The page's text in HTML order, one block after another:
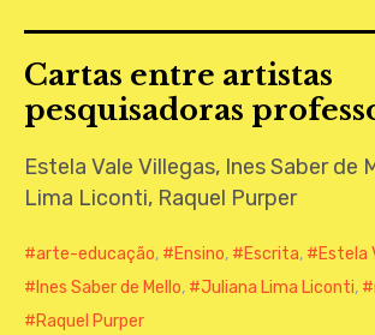
Cartas entre artistas
pesquisadoras
Estela Vale Villegas, Ines Saber de
Lima Liconti, Raquel Purper
arte-educação, Ensino, Escrita, Estela
Ines Saber de Mello, Juliana Lima Liconti,
Raquel Purper